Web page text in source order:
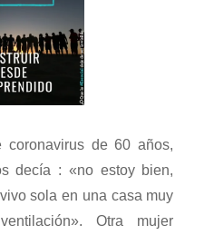
coronavirus de 60 años,
decía : «no estoy bien,
sola en una casa muy
Otra mujer